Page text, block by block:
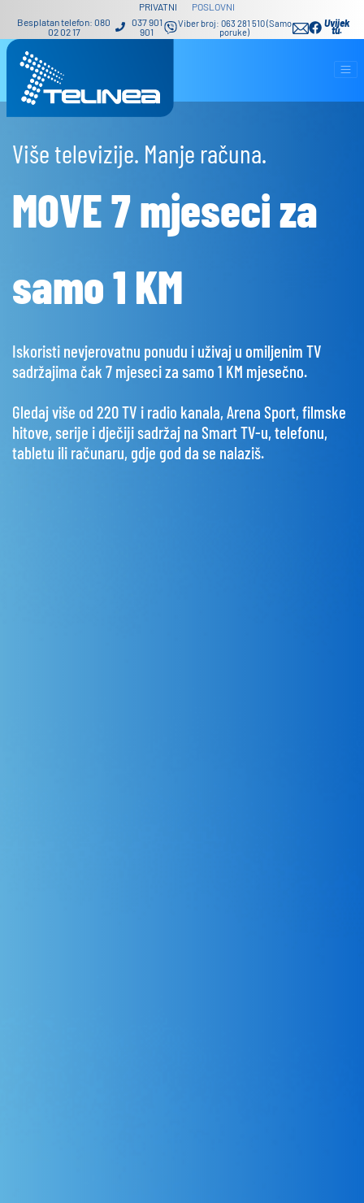
PRIVATNI
POSLOVNI
Besplatan telefon: 080
02 02 17
037 901
901
Viber broj: 063 281 510 (Samo
poruke)
Uvijek
tu.
Više televizije. Manje računa.
MOVE 7 mjeseci za
samo 1 KM
Iskoristi nevjerovatnu ponudu i uživaj u omiljenim TV
sadržajima čak 7 mjeseci za samo 1 KM mjesečno.
Gledaj više od 220 TV i radio kanala, Arena Sport, filmske
hitove, serije i dječiji sadržaj na Smart TV-u, telefonu,
tabletu ili računaru, gdje god da se nalaziš.